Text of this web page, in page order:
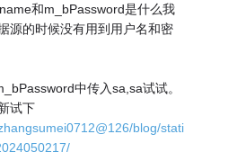
和m_bPassword是什么我
源的时候没有用到用户名和密
中传入sa,sa试试。
试下
blog/stati